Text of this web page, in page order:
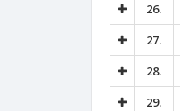
26.
27.
28.
29.